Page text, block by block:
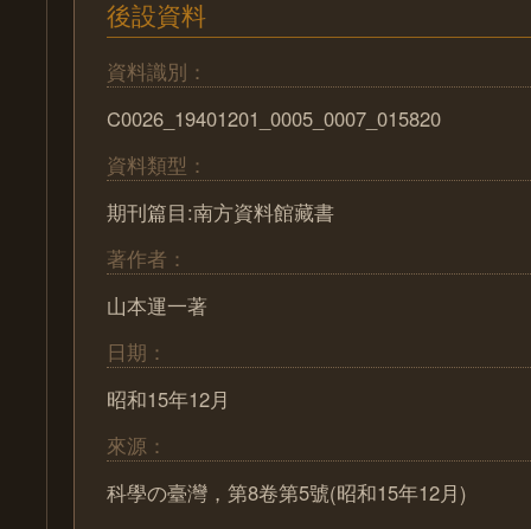
後設資料
資料識別：
C0026_19401201_0005_0007_015820
資料類型：
期刊篇目:南方資料館藏書
著作者：
山本運一著
日期：
昭和15年12月
來源：
科學の臺灣，第8卷第5號(昭和15年12月)